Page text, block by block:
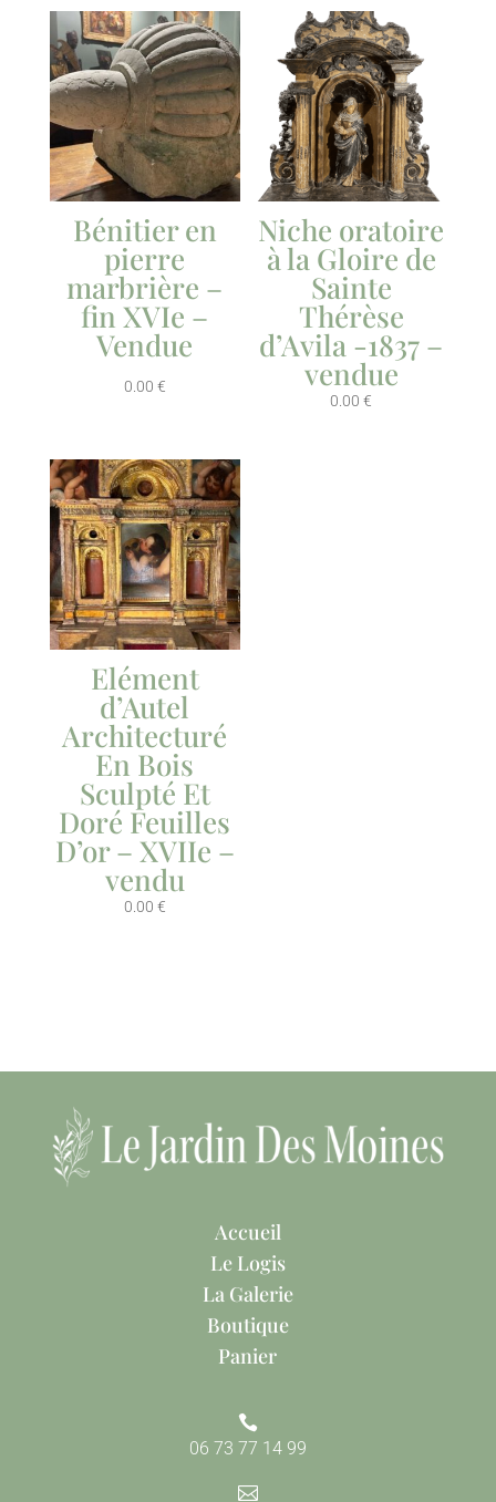
Bénitier en
pierre
marbrière –
fin XVIe –
Vendue
0.00 €
Niche oratoire
à la Gloire de
Sainte
Thérèse
d’Avila -1837 –
vendue
0.00€
Elément
d’Autel
Architecturé
En Bois
Sculpté Et
Doré Feuilles
D’or – XVIIe –
vendu
0.00 €
Accueil
Le Logis
La Galerie
Boutique
Panier

06 73 77 14 99
